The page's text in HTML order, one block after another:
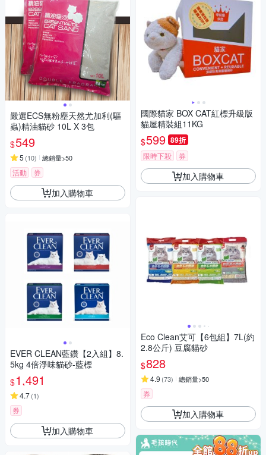
嚴選ECS無粉塵天然尤加利(驅
蟲)精油貓砂 10L X 3包
$549
5 (10) 總銷量>50
活動 券
加入購物車
EVER CLEAN藍鑽【2入組】8.
5kg 4倍淨味貓砂-藍標
$1,491
4.7(1)
券
加入購物車
國際貓家 BOX CAT紅標升級版
貓屋精裝組11KG
$599 89折
限時下殺 券
加入購物車
Eco Clean艾可【6包組】7L(約
2.8公斤) 豆腐貓砂
$828
4.9 (73) 總銷量>50
券
加入購物車